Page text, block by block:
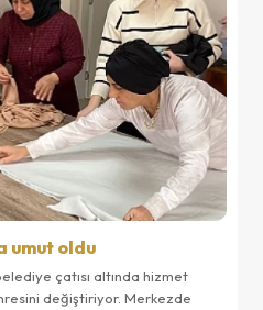
umut oldu
çatısı altında hizmet
değiştiriyor. Merkezde